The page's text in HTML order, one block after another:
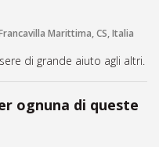
Marittima, CS, Italia
di grande aiuto agli altri.
ognuna di queste